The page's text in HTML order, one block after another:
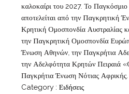
καλοκαίρι του 2027. Το
αποτελείται από την Παγκρητική
Κρητική Ομοσπονδία Αυστραλίας
την Παγκρητική Ομοσπονδία
Ένωση Αθηνών, την Παγκρήτια
την Αδελφότητα Κρητών Πειραιά
Παγκρήτια Ένωση Νότιας Αφρικής.
Category : Ειδήσεις